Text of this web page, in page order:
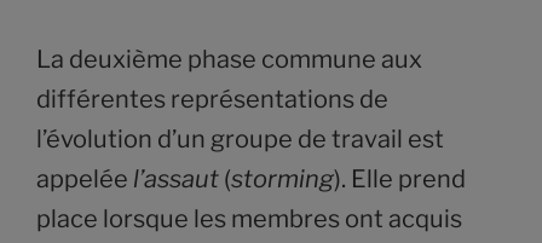
La deuxième phase commune aux
différentes représentations de
l’évolution d’un groupe de travail est
appelée l’assaut (storming). Elle prend
place lorsque les membres ont acquis